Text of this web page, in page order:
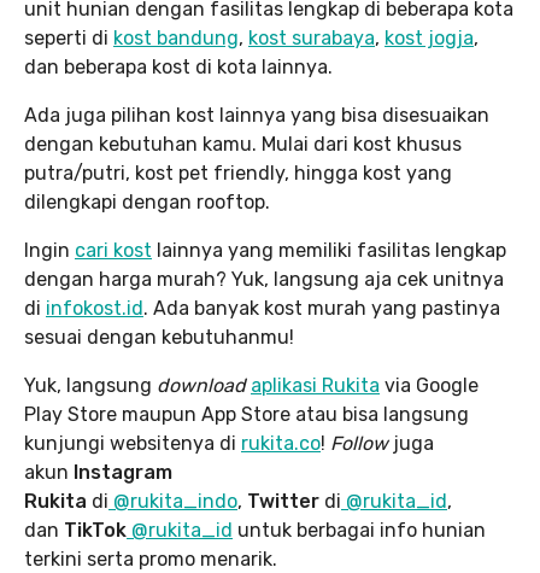
unit hunian dengan fasilitas lengkap di beberapa kota
seperti di kost bandung, kost surabaya, kost jogja,
dan beberapa kost di kota lainnya.
Ada juga pilihan kost lainnya yang bisa disesuaikan
dengan kebutuhan kamu. Mulai dari kost khusus
putra/putri, kost pet friendly, hingga kost yang
dilengkapi dengan rooftop.
Ingin cari kost lainnya yang memiliki fasilitas lengkap
dengan harga murah? Yuk, langsung aja cek unitnya
di infokost.id . Ada banyak kost murah yang pastinya
sesuai dengan kebutuhanmu!
Yuk, langsung download aplikasi Rukita via Google
Play Store maupun App Store atau bisa langsung
kunjungi websitenya di rukita.co! Followjuga
akun Instagram
Rukita di @rukita_indo, Twitter di @rukita_id ,
dan TikTok @rukita_id untuk berbagai info hunian
terkini serta promo menarik.